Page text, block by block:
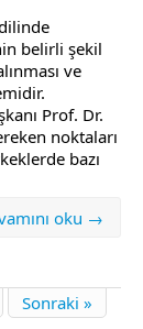
belirli şekil
ve
Prof. Dr.
noktaları
bazı
oku →
Sonraki »